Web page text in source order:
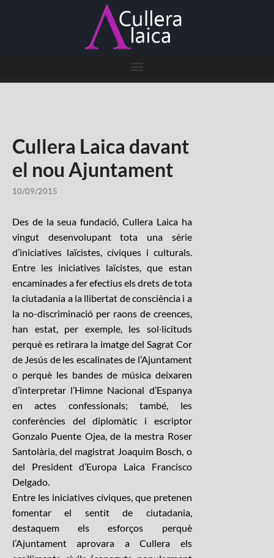
Cullera Laica davant
el nou Ajuntament
10/09/2015
Des de la seua fundació, Cullera Laica ha
vingut desenvolupant tota una sèrie
d’iniciatives laïcistes, cíviques i culturals.
Entre les iniciatives laïcistes, que estan
encaminades a fer efectius els drets de tota
la ciutadania a la llibertat de consciència i a
la no-discriminació per raons de creences,
han estat, per exemple, les sol∙licituds
perquè es retirara la imatge del Sagrat Cor
de Jesús de les escalinates de l’Ajuntament
o perquè les bandes de música deixaren
d’interpretar l’Himne Nacional d’Espanya
en actes confessionals; també, les
conferències del diplomàtic i escriptor
Gonzalo Puente Ojea, de la mestra Roser
Santolària, del magistrat Joaquim Bosch, o
del President d’Europa Laica Francisco
Delgado.
Entre les iniciatives cíviques, que pretenen
fomentar el sentit de ciutadania,
destaquem els esforços perquè
l’Ajuntament aprovara a Cullera els